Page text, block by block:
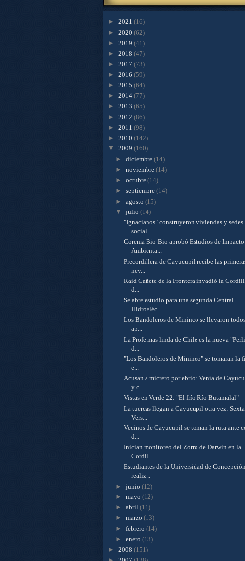
► 2021 (16)
► 2020 (62)
► 2019 (41)
► 2018 (47)
► 2017 (73)
► 2016 (59)
► 2015 (64)
► 2014 (77)
► 2013 (65)
► 2012 (86)
► 2011 (98)
► 2010 (142)
▼ 2009 (160)
►diciembre(14)
►noviembre(14)
►octubre(14)
►septiembre(14)
►agosto(15)
▼julio(14)
"Ignacianos" construyeron viviendas y sedes
social...
Corema Bio-Bio aprobó Estudios de Impacto
Ambienta...
Precordillera de Cayucupil recibe las
nev...
Raid Cañete de la Frontera invadió la
d...
Se abre estudio para una segunda Central
Hidroeléc...
Los Bandoleros de Mininco se llevaron
ap...
La Profe mas linda de Chile es la nueva
d...
"Los Bandoleros de Mininco" se tomaran la
e...
Acusan a micrero por ebrio: Venía de
y c...
Vistas en Verde 22: "El frío Río Butamalal"
La tuercas llegan a Cayucupil otra vez: Sexta
Vers...
Vecinos de Cayucupil se toman la ruta ante
d...
Inician monitoreo del Zorro de Darwin en la
Cordil...
Estudiantes de la Universidad de Concepción
realiz...
►junio(12)
►mayo(12)
►abril(11)
►marzo(13)
►febrero(14)
►enero(13)
► 2008 (151)